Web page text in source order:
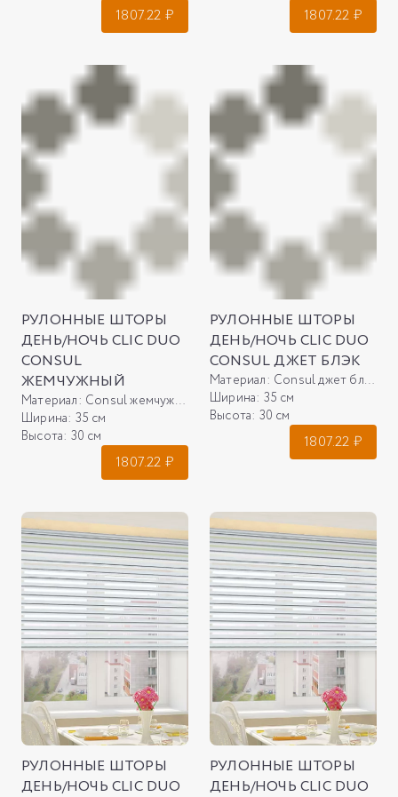
1807.22 ₽ 1807.22 ₽
РУЛОННЫЕ ШТОРЫ
ДЕНЬ/НОЧЬ CLIC DUO
CONSUL
ЖЕМЧУЖНЫЙ
Материал: Consul жемчужный
Ширина: 35 см
Высота: 30 см
1807.22 ₽
РУЛОННЫЕ ШТОРЫ
ДЕНЬ/НОЧЬ CLIC DUO
CONSUL ДЖЕТ БЛЭК
Материал: Consul джет блэк
Ширина: 35 см
Высота: 30 см
1807.22 ₽
РУЛОННЫЕ ШТОРЫ
ДЕНЬ/НОЧЬ CLIC DUO
РУЛОННЫЕ ШТОРЫ
ДЕНЬ/НОЧЬ CLIC DUO